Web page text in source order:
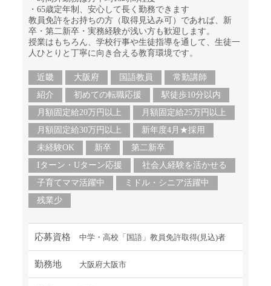
・65歳定年制、安心して長く勤務できます
教員免許をお持ちの方（取得見込み可）であれば、新
卒・第二新卒・実務経験が浅い方も歓迎します。
授業はもちろん、学校行事や生徒指導を通して、生徒一
人ひとりと丁寧に向き合える教育環境です。
近畿 大阪府 国語教員
常勤講師
紹介
初めての転職応援
駅徒歩10分以内
月額固定給20万円以上
月額固定給25万円以上
月額固定給30万円以上
新年度4月★採用
未経験OK
新卒
第二新卒
Iターン・Uターン応援
社会人経験を活かせる
子育てママ活躍中
ミドル・シニア活躍中
残業少
応募資格 中学・高校「国語」教員免許取得(見込)者
勤務地 大阪府大阪市